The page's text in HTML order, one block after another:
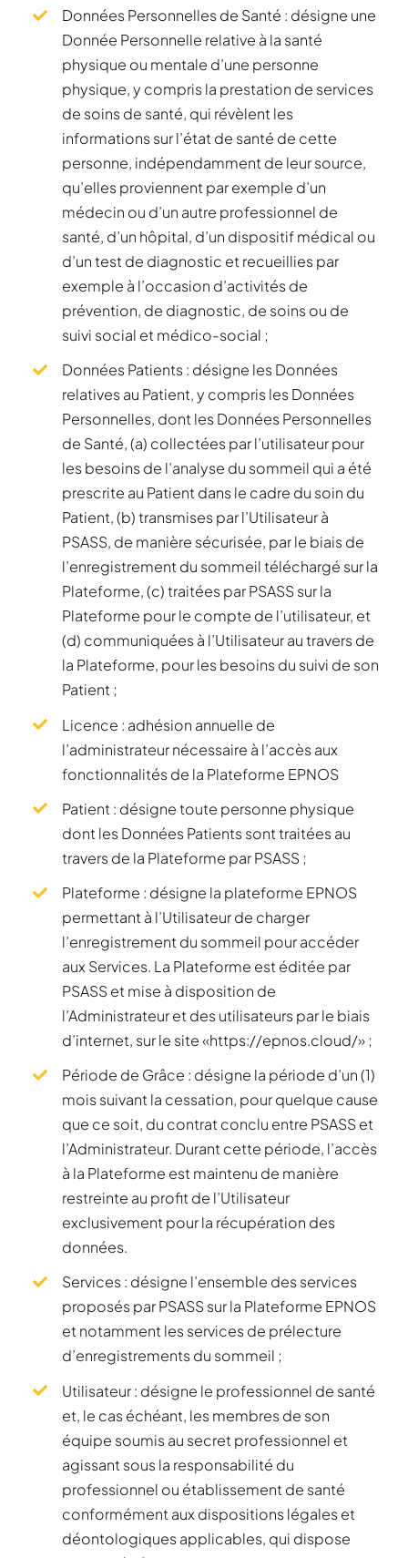
Données Personnelles de Santé : désigne une
Donnée Personnelle relative à la santé
physique ou mentale d’une personne
physique, y compris la prestation de services
de soins de santé, qui révèlent les
informations sur l’état de santé de cette
personne, indépendamment de leur source,
qu’elles proviennent par exemple d’un
médecin ou d’un autre professionnel de
santé, d’un hôpital, d’un dispositif médical ou
d’un test de diagnostic et recueillies par
exemple à l’occasion d’activités de
prévention, de diagnostic, de soins ou de
suivi social et médico-social ;
Données Patients : désigne les Données
relatives au Patient, y compris les Données
Personnelles, dont les Données Personnelles
de Santé, (a) collectées par l’utilisateur pour
les besoins de l’analyse du sommeil qui a été
prescrite au Patient dans le cadre du soin du
Patient, (b) transmises par l’Utilisateur à
PSASS, de manière sécurisée, par le biais de
l’enregistrement du sommeil téléchargé sur la
Plateforme, (c) traitées par PSASS sur la
Plateforme pour le compte de l’utilisateur, et
(d) communiquées à l’Utilisateur au travers de
la Plateforme, pour les besoins du suivi de son
Patient ;
Licence : adhésion annuelle de
l’administrateur nécessaire à l’accès aux
fonctionnalités de la Plateforme EPNOS
Patient : désigne toute personne physique
dont les Données Patients sont traitées au
travers de la Plateforme par PSASS ;
Plateforme : désigne la plateforme EPNOS
permettant à l’Utilisateur de charger
l’enregistrement du sommeil pour accéder
aux Services. La Plateforme est éditée par
PSASS et mise à disposition de
l’Administrateur et des utilisateurs par le biais
d’internet, sur le site «https://epnos.cloud/» ;
Période de Grâce : désigne la période d’un (1)
mois suivant la cessation, pour quelque cause
que ce soit, du contrat conclu entre PSASS et
l’Administrateur. Durant cette période, l’accès
à la Plateforme est maintenu de manière
restreinte au profit de l’Utilisateur
exclusivement pour la récupération des
données.
Services : désigne l’ensemble des services
proposés par PSASS sur la Plateforme EPNOS
et notamment les services de prélecture
d’enregistrements du sommeil ;
Utilisateur : désigne le professionnel de santé
et, le cas échéant, les membres de son
équipe soumis au secret professionnel et
agissant sous la responsabilité du
professionnel ou établissement de santé
conformément aux dispositions légales et
déontologiques applicables, qui dispose